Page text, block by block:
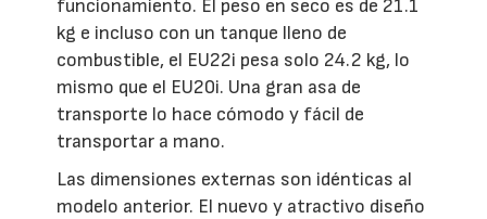
funcionamiento. El peso en seco es de 21.1
kg e incluso con un tanque lleno de
combustible, el EU22i pesa solo 24.2 kg, lo
mismo que el EU20i. Una gran asa de
transporte lo hace cómodo y fácil de
transportar a mano.
Las dimensiones externas son idénticas al
modelo anterior. El nuevo y atractivo diseño